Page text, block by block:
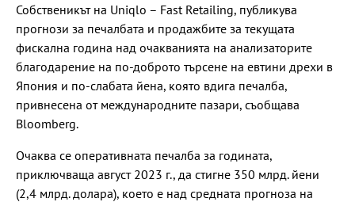
Собственикът на Uniqlo – Fast Retailing, публикува
прогнози за печалбата и продажбите за текущата
фискална година над очакванията на анализаторите
благодарение на по-доброто търсене на евтини дрехи в
Япония и по-слабата йена, която вдига печалба,
привнесена от международните пазари, съобщава
Bloomberg.
Очаква се оперативната печалба за годината,
приключваща август 2023 г., да стигне 350 млрд. йени
(2,4 млрд. долара), което е над средната прогноза на